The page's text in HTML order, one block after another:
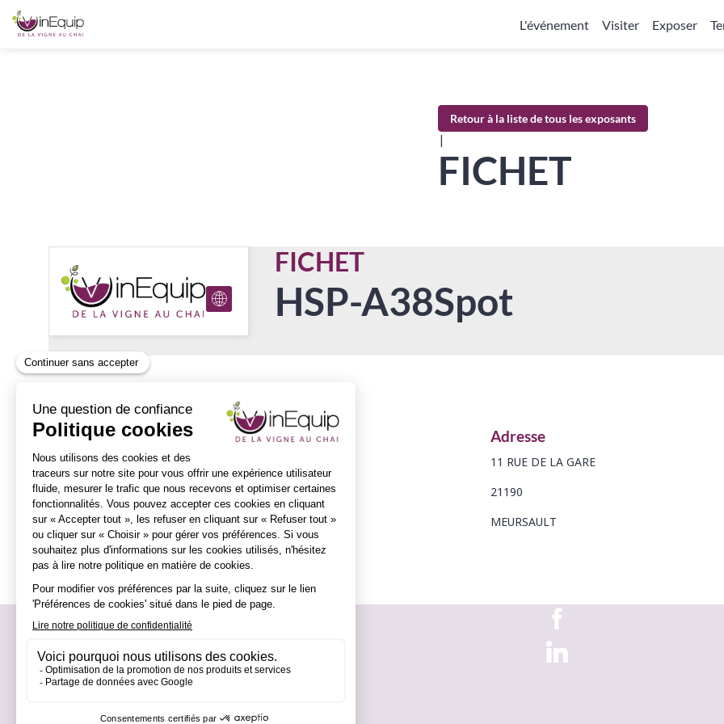
L'événement Visiter Exposer
Retour à la liste de tous les exposants
|
FICHET
FICHET
HSP-A38Spot
Adresse
11 RUE DE LA GARE
21190
MEURSAULT
Vinequip